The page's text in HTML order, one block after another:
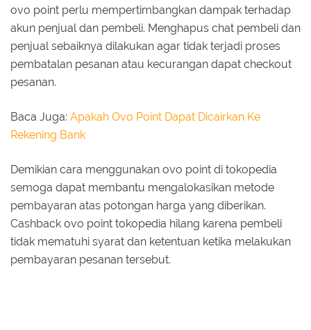
ovo point perlu mempertimbangkan dampak terhadap
akun penjual dan pembeli. Menghapus chat pembeli dan
penjual sebaiknya dilakukan agar tidak terjadi proses
pembatalan pesanan atau kecurangan dapat checkout
pesanan.
Baca Juga: Apakah Ovo Point Dapat Dicairkan Ke
Rekening Bank
Demikian cara menggunakan ovo point di tokopedia
semoga dapat membantu mengalokasikan metode
pembayaran atas potongan harga yang diberikan.
Cashback ovo point tokopedia hilang karena pembeli
tidak mematuhi syarat dan ketentuan ketika melakukan
pembayaran pesanan tersebut.